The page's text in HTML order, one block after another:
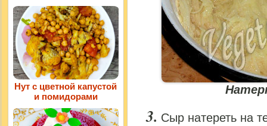
Сыр натереть на
Нут с цветной капустой
и помидорами